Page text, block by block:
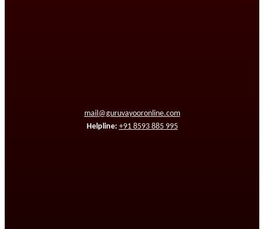
mail@guruvayooronline.com
Helpline: +91 8593 885 995